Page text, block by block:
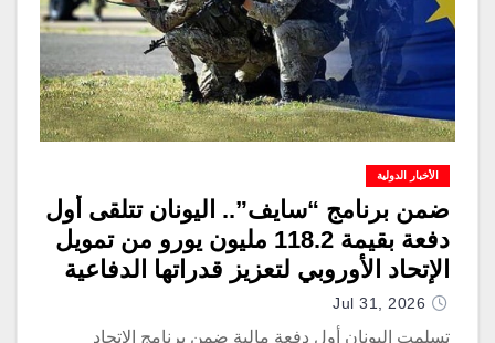
الأخبار الدولية
ضمن برنامج “سايف”.. اليونان تتلقى أول
دفعة بقيمة 118.2 مليون يورو من تمويل
الإتحاد الأوروبي لتعزيز قدراتها الدفاعية
Jul 31, 2026
تسلمت اليونان أول دفعة مالية ضمن برنامج الاتحاد